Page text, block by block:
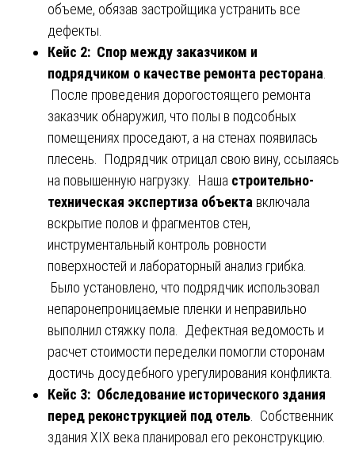
объеме, обязав застройщика устранить все
дефекты.
Кейс 2: Спор между заказчиком и
подрядчиком о качестве ремонта ресторана
После проведения дорогостоящего ремонта
заказчик обнаружил, что полы в подсобных
помещениях проседают, а на стенах появилась
плесень. Подрядчик отрицал свою вину, ссылаясь
на повышенную нагрузку. Наша строительно-
техническая экспертиза объекта включала
вскрытие полов и фрагментов стен,
инструментальный контроль ровности
поверхностей и лабораторный анализ грибка.
Было установлено, что подрядчик использовал
непаронепроницаемые пленки и неправильно
выполнил стяжку пола. Дефектная ведомость и
расчет стоимости переделки помогли сторонам
достичь досудебного урегулирования конфликта.
Кейс 3: Обследование исторического здания
перед реконструкцией под отель . Собственник
здания XIX века планировал его реконструкцию.